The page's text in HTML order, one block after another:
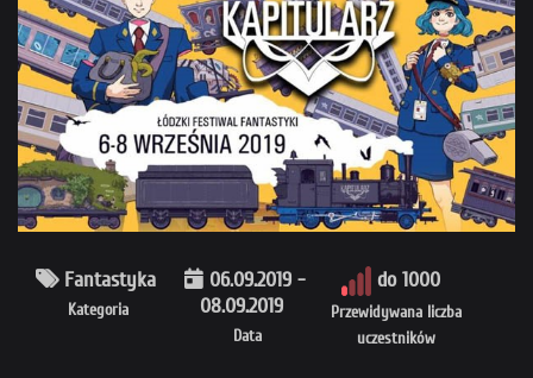
Kategoria
Fantastyka
Data
06.09.2019 -
08.09.2019
Przewidywana liczba
uczestników
do 1000